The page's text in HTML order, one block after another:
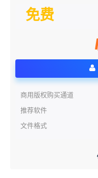
免费
商用版权购买通道
推荐软件
文件格式